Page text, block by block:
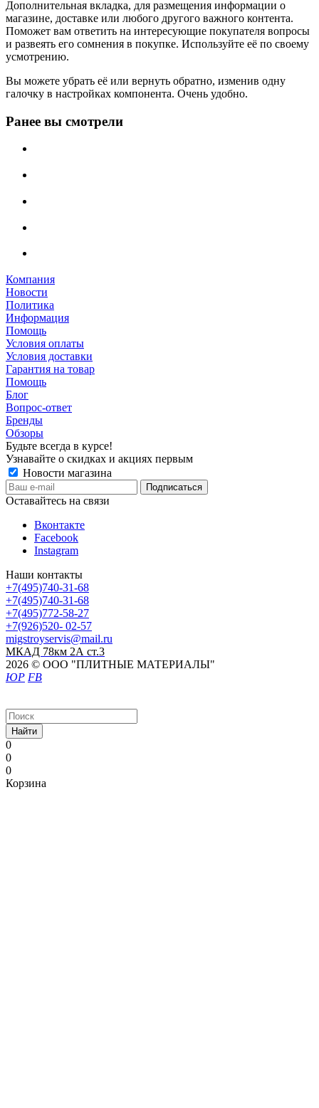
Дополнительная вкладка, для размещения информации о
магазине, доставке или любого другого важного контента.
Поможет вам ответить на интересующие покупателя вопросы
и развеять его сомнения в покупке. Используйте её по своему
усмотрению.
Вы можете убрать её или вернуть обратно, изменив одну
галочку в настройках компонента. Очень удобно.
Ранее вы смотрели
Компания
Новости
Политика
Информация
Помощь
Условия оплаты
Условия доставки
Гарантия на товар
Помощь
Блог
Вопрос-ответ
Бренды
Обзоры
Будьте всегда в курсе!
Узнавайте о скидках и акциях первым
Новости магазина
Оставайтесь на связи
Вконтакте
Facebook
Instagram
Наши контакты
+7(495)740-31-68
+7(495)740-31-68
+7(495)772-58-27
+7(926)520- 02-57
migstroyservis@mail.ru
МКАД 78км 2А ст.3
2026 © ООО "ПЛИТНЫЕ МАТЕРИАЛЫ"
ЮР FB
Найти
0
0
0
Корзина